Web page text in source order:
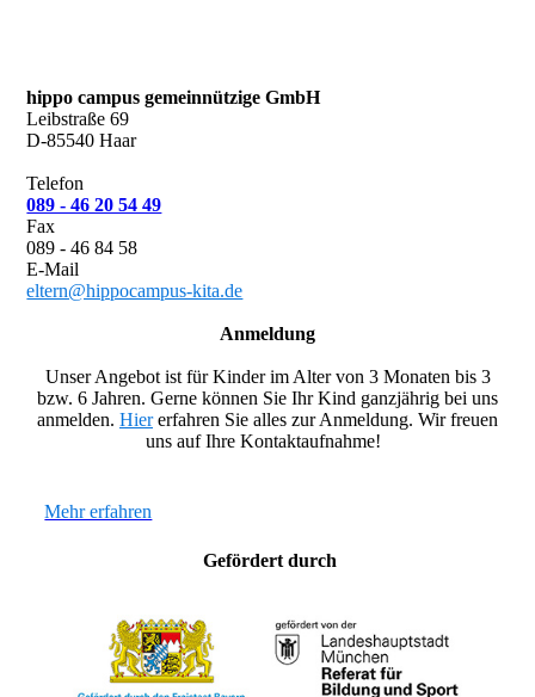
hippo campus gemeinnützige GmbH
Leibstraße 69
D-85540 Haar
Telefon
089 - 46 20 54 49
Fax
089 - 46 84 58
E-Mail
eltern@hippocampus-kita.de
Anmeldung
Unser Angebot ist für Kinder im Alter von 3 Monaten bis 3
bzw. 6 Jahren. Gerne können Sie Ihr Kind ganzjährig bei uns
anmelden. Hiererfahren Sie alles zur Anmeldung. Wir freuen
uns auf Ihre Kontaktaufnahme!
Mehr erfahren
Gefördert durch